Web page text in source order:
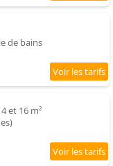
de bains
et 16 m²